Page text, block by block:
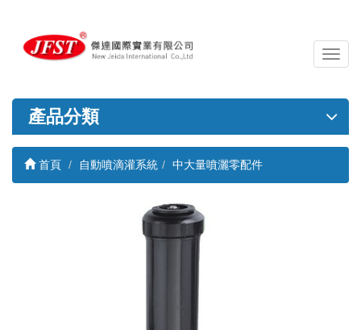
導
覽
關
產品分類
首頁 自動噴滴灌系統 中大量噴灑零配件